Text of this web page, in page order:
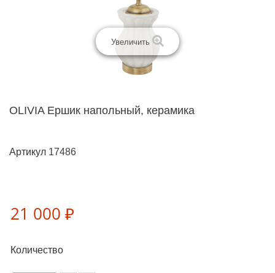
Увеличить
OLIVIA Ершик напольный, керамика
Артикул 17486
21 000 ₽
Количество